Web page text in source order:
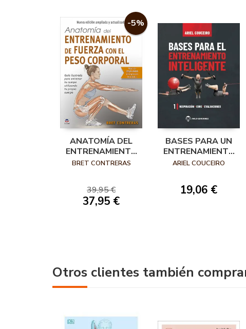
-5%
ANATOMÍA DEL
ENTRENAMIENTO
DE FUERZA CON EL
AMPLIADA Y
ACTUALIZADA
BRET CONTRERAS
39,95 €
37,95 €
BASES PARA UN
ENTRENAMIENTO
INTELIGENTE 1
ARIEL COUCEIRO
19,06 €
Otros clientes también